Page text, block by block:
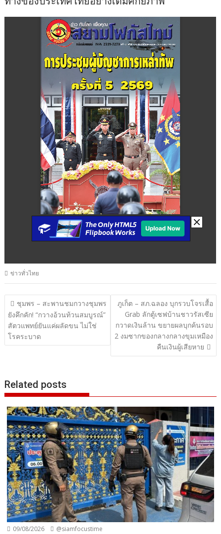
ข่าวทั่วไทย
แนะแนว
เรื่อง
ชุมพร – สะพานชมกวางชุมพร
ยังคึกคัก! “กวางอ้วนท้วนสมบูรณ์”
สัตวแพทย์ยันแค่ผลัดขน ไม่ใช่
โรคระบาด
ภูเก็ต – สภ.ฉลอง บุกรวบโจรเสื้อ
Grab ลักตู้เซฟบ้านชาวรัสเซีย
กวาดเงินล้าน ขยายผลบุกค้นรอบ
2 งมซากของกลางกลางขุมเหมือง
คืนเงินผู้เสียหาย
Related posts
09/08/2026 @siamfocustime